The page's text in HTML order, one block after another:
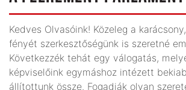
Kedves Olvasóink! Közeleg a
fényét szerkesztőségünk is szeretné
Következzék tehát egy válogatás,
képviselőink egymáshoz intézett
állítottunk össze. Fogadják olyan